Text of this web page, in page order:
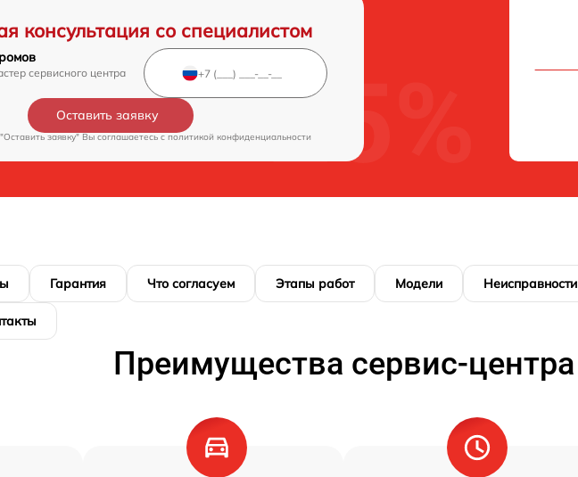
консультация со специалистом
сервисного центра
Оставить заявку
заявку" Вы соглашаетесь cполитикой конфиденциальности
Гарантия Что согласуем Этапы работ Модели Неисправности
Преимущества сервис-центра